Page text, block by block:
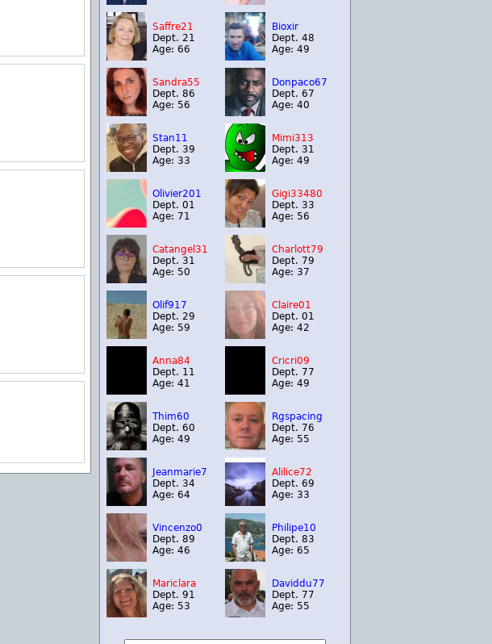
Saffre21
Dept. 21
Age: 66
Bioxir
Dept. 48
Age: 49
Sandra55
Dept. 86
Age: 56
Donpaco67
Dept. 67
Age: 40
Stan11
Dept. 39
Age: 33
Mimi313
Dept. 31
Age: 49
Olivier201
Dept. 01
Age: 71
Gigi33480
Dept. 33
Age: 56
Catangel31
Dept. 31
Age: 50
Charlott79
Dept. 79
Age: 37
Olif917
Dept. 29
Age: 59
Claire01
Dept. 01
Age: 42
Anna84
Dept. 11
Age: 41
Cricri09
Dept. 77
Age: 49
Thim60
Dept. 60
Age: 49
Rgspacing
Dept. 76
Age: 55
Jeanmarie7
Dept. 34
Age: 64
Alilice72
Dept. 69
Age: 33
Vincenzo0
Dept. 89
Age: 46
Philipe10
Dept. 83
Age: 65
Mariclara
Dept. 91
Age: 53
Daviddu77
Dept. 77
Age: 55